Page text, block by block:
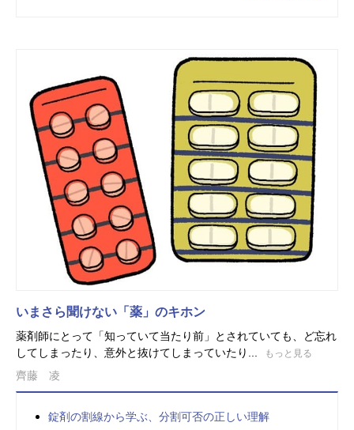
いまさら聞けない「薬」のキホン
薬剤師にとって「知っていて当たり前」とされていても、ど忘れ
してしまったり、意外と抜けてしまっていたり...
もっと見る
齊藤 凌
錠剤の割線から学ぶ、分割可否の正しい理解